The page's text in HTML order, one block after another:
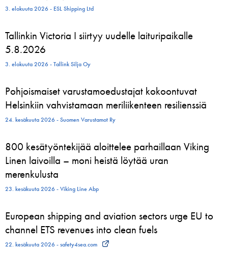
3. elokuuta 2026 - ESL Shipping Ltd
Tallinkin Victoria I siirtyy uudelle laituripaikalle
5.8.2026
3. elokuuta 2026 - Tallink Silja Oy
Pohjoismaiset varustamoedustajat kokoontuvat
Helsinkiin vahvistamaan meriliikenteen resilienssiä
24. kesäkuuta 2026 - Suomen Varustamot Ry
800 kesätyöntekijää aloittelee parhaillaan Viking
Linen laivoilla – moni heistä löytää uran
merenkulusta
23. kesäkuuta 2026 - Viking Line Abp
European shipping and aviation sectors urge EU to
channel ETS revenues into clean fuels
22. kesäkuuta 2026 - safety4sea.com